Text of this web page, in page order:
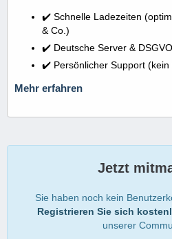
✔️ Schnelle Ladezeiten
& Co.)
✔️ Deutsche Server &
✔️ Persönlicher Support (kein
Mehr erfahren
Jetzt
Sie haben noch kein
Registrieren Sie sich
unserer